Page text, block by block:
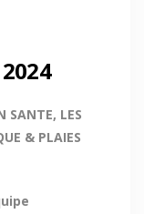
SANTE, LES
& PLAIES